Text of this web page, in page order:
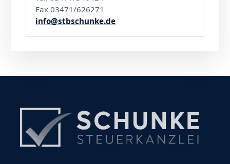
Fax 03471/626271
info@stbschunke.de